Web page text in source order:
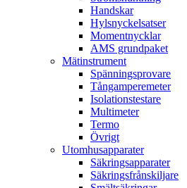
Handskar
Hylsnyckelsatser
Momentnycklar
AMS grundpaket
Mätinstrument
Spänningsprovare
Tångamperemeter
Isolationstestare
Multimeter
Termo
Övrigt
Utomhusapparater
Säkringsapparater
Säkringsfrånskiljare